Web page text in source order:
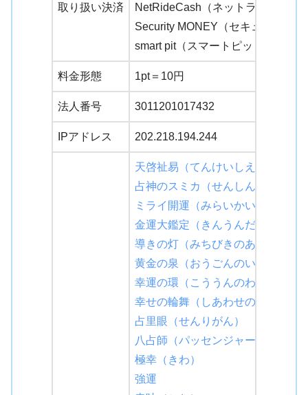
取り扱い決済
NetRideCash（ネットライドキャ
Security MONEY（セキュリティ
smart pit（スマートピット）
料金形態 1pt＝10円
法人番号 3011201017432
IPアドレス 202.218.194.244
天啓祉易（てんけいしえき）
占神のスミカ（せんしんのすみか
ミライ開運（みらいかいうん）
金運大鑑定（きんうんだいかんて
導きの灯（みちびきのあかり）
黄金の泉（おうごんのいずみ）
幸運の環（こううんのわ）
幸せの輪舞（しあわせのろんど）
占里眼（せんりがん）
八占師（パッセンジャー）
極幸（きわ）
強運